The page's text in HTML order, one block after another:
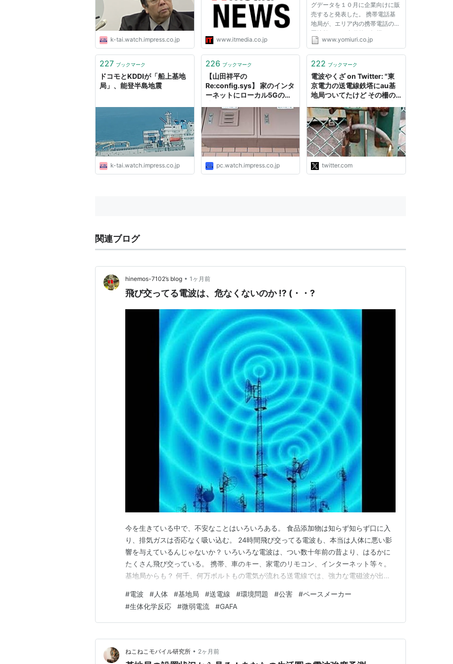
k-tai.watch.impress.co.jp www.itmedia.co.jp
グデータを１０月に企業向けに販
売すると発表した。 携帯電話基
地局が、エリア内の携帯電話の位
置情報などを自動的に把握してい
る特性を生かし、特定エリアの時
タを販売する予定だ。 基地局が
www.yomiuri.co.jp
227 ブックマーク
ドコモとKDDIが「船上基地
局」、能登半島地震
k-tai.watch.impress.co.jp
226 ブックマーク
【山田祥平の
Re:config.sys】 家のインタ
ーネットにローカル5Gの基
pc.watch.impress.co.jp
222 ブックマーク
電波やくざ on Twitter: "東
京電力の送電線鉄塔にau基
地局ついてたけど その柵の
京電力とauの間で鍵の貸し
借りしなくても両社独自の鍵
で開けられるし すばらしい
な
https://t.co/ZkVwMRno75
"
twitter.com
関連ブログ
hinemos-7102’s blog • 1ヶ月前
飛び交ってる電波は、危なくないのか ⁉ (・・?
今を生きている中で、不安なことはいろいろある。 食品添加物は知らず知らず口に入
り、排気ガスは否応なく吸い込む。 24時間飛び交ってる電波も、本当は人体に悪い影
響を与えているんじゃないか？ いろいろな電波は、つい数十年前の昔より、はるかに
たくさん飛び交っている。 携帯、車のキー、家電のリモコン、インターネット等々。
基地局からも？ 何千、何万ボルトもの電気が流れる送電線では、強力な電磁波が出て
会社は、「心配ない」というに決まっている。 でもぼくは、この膨大な電波が、新た
な公害・環境問題になるんじゃないかと思う。 人体に…
#電波 #人体 #基地局 #送電線 #環境問題 #公害 #ペースメーカー
#生体化学反応 #微弱電流 #GAFA
ねこねこモバイル研究所 • 2ヶ月前